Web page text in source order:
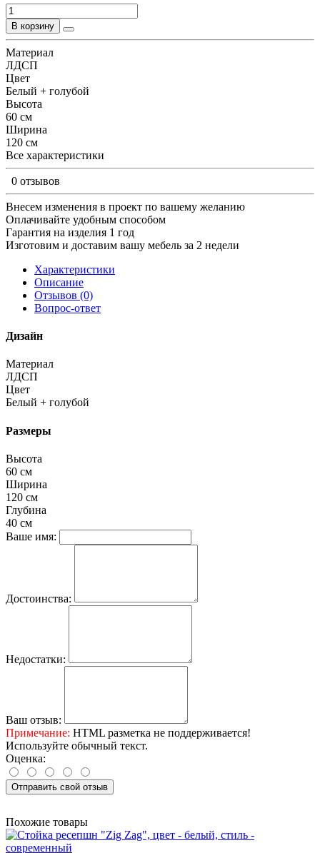
В корзину
Материал
ЛДСП
Цвет
Белый + голубой
Высота
60 см
Ширина
120 см
Все характеристики
0 отзывов
Внесем изменения в проект по вашему желанию
Оплачивайте удобным способом
Гарантия на изделия 1 год
Изготовим и доставим вашу мебель за 2 недели
Характеристики
Описание
Отзывов (0)
Вопрос-ответ
Дизайн
Материал
ЛДСП
Цвет
Белый + голубой
Размеры
Высота
60 см
Ширина
120 см
Глубина
40 см
Ваше имя:
Достоинства:
Недостатки:
Ваш отзыв:
Примечание: HTML разметка не поддерживается!
Используйте обычный текст.
Оценка:
Отправить свой отзыв
Похожие товары